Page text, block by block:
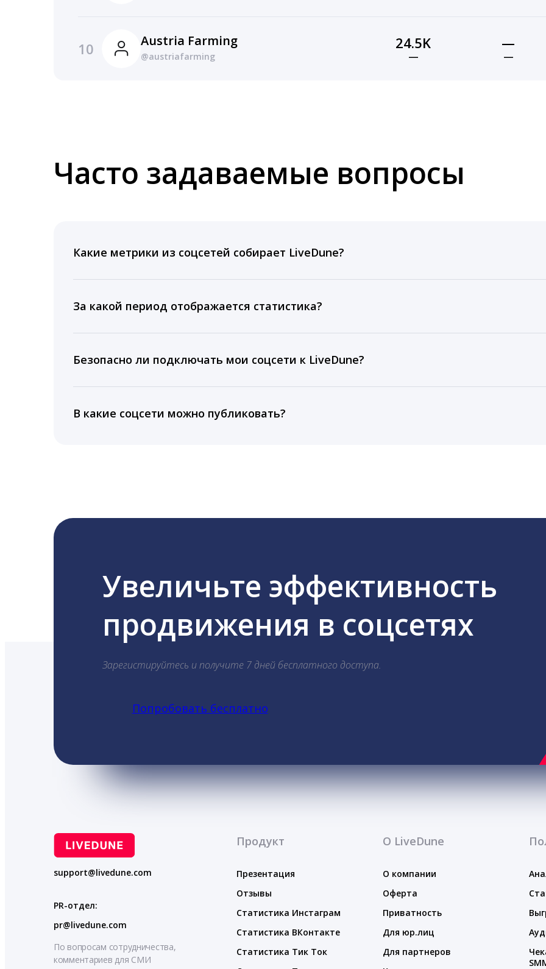
10 Austria Farming
@austriafarming
24.5K
—
—
—
Часто задаваемые вопросы
Какие метрики из соцсетей собирает LiveDune?
время для публикации, показываем лучшие посты и присылаем автоматические отчеты с
За какой период отображается статистика?
подключении тарифа Блогер. При оплате тарифа Бизнес отображаются сведения за 3 года, а
5 лет.
Безопасно ли подключать мои соцсети к LiveDune?
информацию третьим лицам.
В какие соцсети можно публиковать?
Увеличьте эффективность
продвижения в соцсетях
Зарегистируйтесь и получите 7 дней бесплатного доступа.
Попробовать бесплатно
support@livedune.com
PR-отдел:
pr@livedune.com
По вопросам сотрудничества,
комментариев для СМИ
Продукт
Презентация
Отзывы
Статистика Инстаграм
Статистика ВКонтакте
Статистика Тик Ток
О LiveDune
О компании
Оферта
Приватность
Для юр.лиц
Для партнеров